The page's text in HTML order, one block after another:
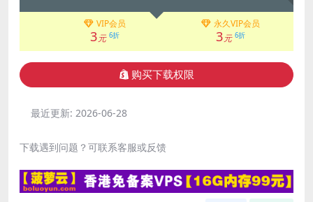
VIP会员
3元 6折
永久VIP会员
3元 6折
购买下载权限
最近更新: 2026-06-28
下载遇到问题？可联系客服或反馈